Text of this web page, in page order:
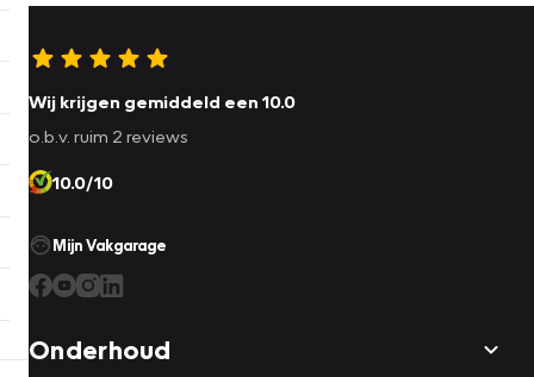
Wij krijgen gemiddeld een 10.0
o.b.v. ruim 2 reviews
10.0/10
Mijn Vakgarage
Onderhoud